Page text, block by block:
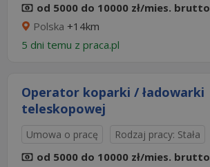
od 5000 do 10000 zł/mies. brutto
Polska +14km
5 dni temu z praca.pl
Operator koparki / ładowarki
teleskopowej
Umowa o pracę Rodzaj pracy: Stała
od 5000 do 10000 zł/mies. brutto